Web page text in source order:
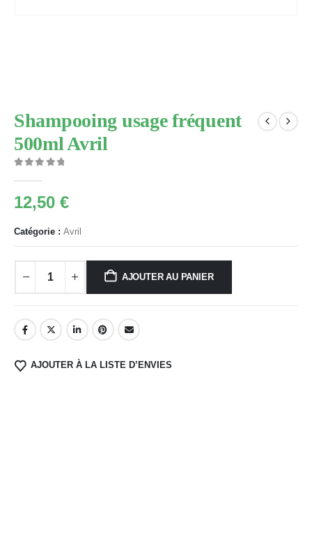
Shampooing usage fréquent
500ml Avril
12,50 €
Catégorie : Avril
AJOUTER AU PANIER
AJOUTER À LA LISTE D’ENVIES